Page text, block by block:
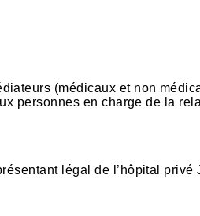
(médicaux et non
personnes en charge de la
légal de l’hôpital privé